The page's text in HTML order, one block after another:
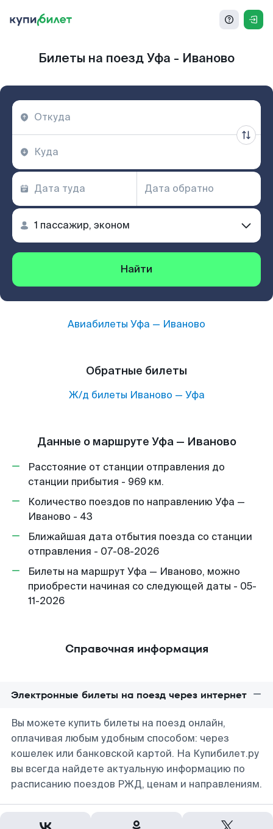
Билеты на поезд Уфа - Иваново
Найти
Авиабилеты Уфа — Иваново
Обратные билеты
Ж/д билеты Иваново — Уфа
Данные о маршруте Уфа — Иваново
Расстояние от станции отправления до
станции прибытия - 969 км.
Количество поездов по направлению Уфа —
Иваново - 43
Ближайшая дата отбытия поезда со станции
отправления - 07-08-2026
Билеты на маршрут Уфа — Иваново, можно
приобрести начиная со следующей даты - 05-
11-2026
Справочная информация
Электронные билеты на поезд через интернет
Вы можете купить билеты на поезд онлайн,
оплачивая любым удобным способом: через
кошелек или банковской картой. На Купибилет.ру
вы всегда найдете актуальную информацию по
расписанию поездов РЖД, ценам и направлениям.